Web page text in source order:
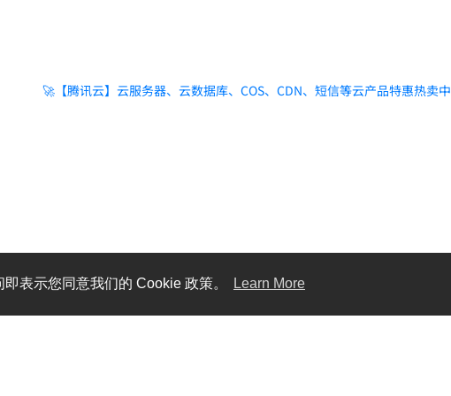
表示您同意我们的 Cookie 政策。 Learn More
🚀【腾讯云】云服务器、云数据库、COS、CDN、短信等云产品特惠热卖中